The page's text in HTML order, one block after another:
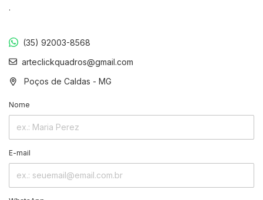
.
(35) 92003-8568
arteclickquadros@gmail.com
Poços de Caldas - MG
Nome
E-mail